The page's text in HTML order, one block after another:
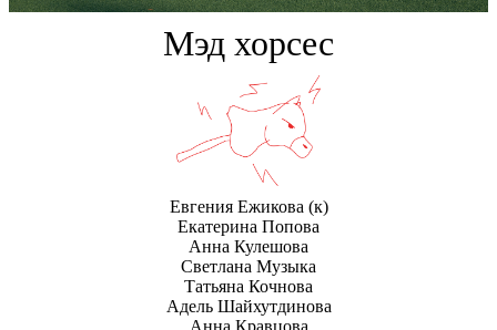
Мэд хорсес
Евгения Ежикова (к)
Екатерина Попова
Анна Кулешова
Светлана Музыка
Татьяна Кочнова
Адель Шайхутдинова
Анна Кравцова